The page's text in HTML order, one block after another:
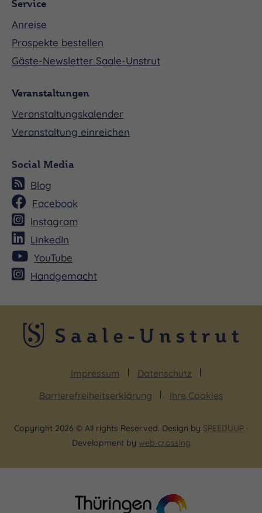
Service
Anreise
Prospekte bestellen
Gäste-Newsletter Saale-Unstrut
Veranstaltungen
Veranstaltungskalender
Veranstaltung einreichen
Social Media
Blog
Facebook
Instagram
LinkedIn
YouTube
Handgemacht
Impressum
Datenschutz
Barrierefreiheitserklärung
Ihre Cookies
Copyright 2026 © All rights Reserved. Design by SPEEDUUP ·
Development by web-crossing